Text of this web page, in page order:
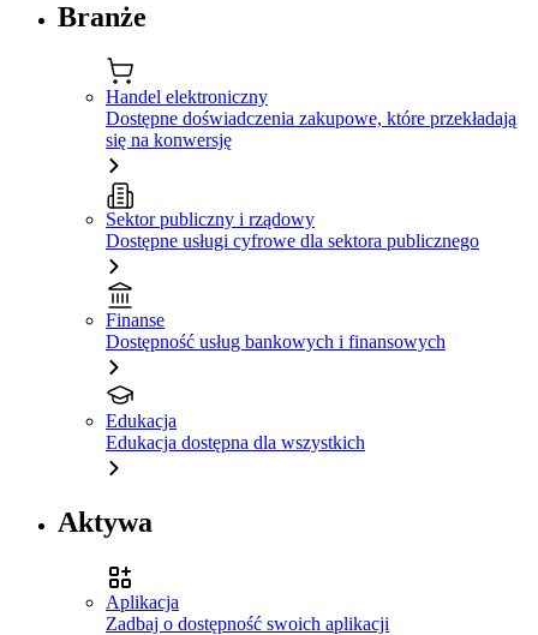
Branże
Handel elektroniczny
Dostępne doświadczenia zakupowe, które przekładają
się na konwersję
Sektor publiczny i rządowy
Dostępne usługi cyfrowe dla sektora publicznego
Finanse
Dostępność usług bankowych i finansowych
Edukacja
Edukacja dostępna dla wszystkich
Aktywa
Aplikacja
Zadbaj o dostępność swoich aplikacji